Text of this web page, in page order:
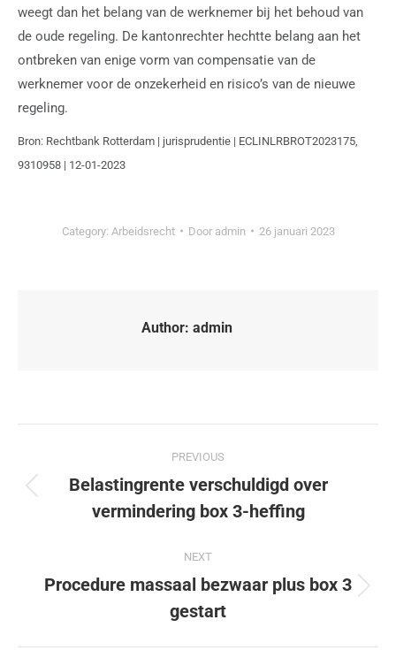
weegt dan het belang van de werknemer bij het behoud van
de oude regeling. De kantonrechter hechtte belang aan het
ontbreken van enige vorm van compensatie van de
werknemer voor de onzekerheid en risico’s van de nieuwe
regeling.
Bron: Rechtbank Rotterdam | jurisprudentie | ECLINLRBROT2023175,
9310958 | 12-01-2023
Category: Arbeidsrecht Door admin 26 januari 2023
Author: admin
PREVIOUS
Belastingrente verschuldigd over
vermindering box 3-heffing
NEXT
Procedure massaal bezwaar plus box 3
gestart